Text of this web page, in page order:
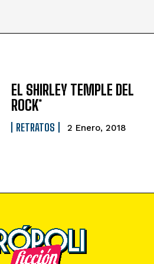
EL SHIRLEY TEMPLE DEL
ROCK*
RETRATOS 2 Enero, 2018